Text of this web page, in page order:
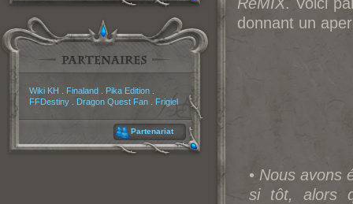
Wiki KH Finaland Pika Edition
FFDestiny
Dragon Quest Fan Frigiel
Partenariat
donnant un
• Nous avons
si tôt, alors